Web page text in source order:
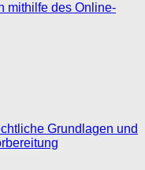
mithilfe des Online-
Grundlagen und